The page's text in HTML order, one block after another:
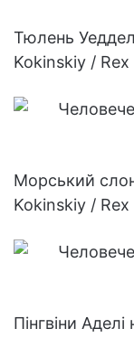
Тюлень
Kokinskiy / Rex
Морський слон
Kokinskiy / Rex
Пінгвіни